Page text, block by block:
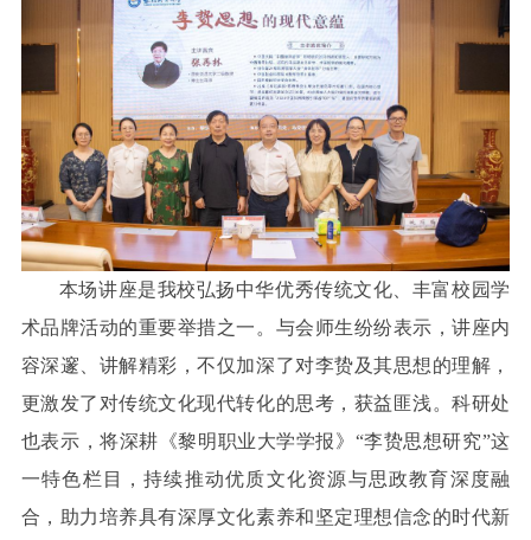
本场讲座是我校弘扬中华优秀传统文化、丰富校园学
术品牌活动的重要举措之一。与会师生纷纷表示，讲座内
容深邃、讲解精彩，不仅加深了对李贽及其思想的理解，
更激发了对传统文化现代转化的思考，获益匪浅。科研处
也表示，将深耕《黎明职业大学学报》“李贽思想研究”这
一特色栏目，持续推动优质文化资源与思政教育深度融
合，助力培养具有深厚文化素养和坚定理想信念的时代新